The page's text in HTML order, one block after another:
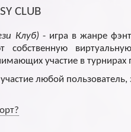
CLUB
Клуб) - игра в жанре
собственную
участие в
любой пользователь,